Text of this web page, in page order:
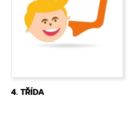
4. TŘÍDA